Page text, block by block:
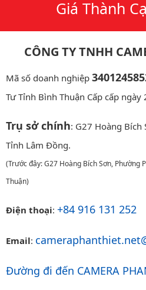
Giá Thành
CÔNG TY TNHH
Mã số doanh nghiệp
Tư Tỉnh Bình Thuận Cấp cấp
Trụ sở chính: G27 Hoàng Bích
Tỉnh Lâm Đồng.
(Trước đây: G27 Hoàng Bích Sơn, Phường
Thuận)
Điện thoại: +84 916 131 252
Email:
Đường đi đến CAMERA